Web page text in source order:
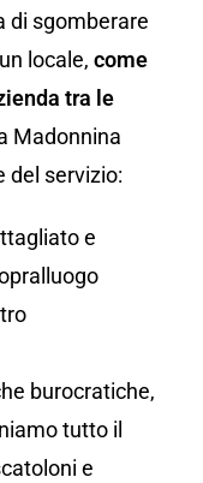
di sgomberare
locale, come
tra le
Madonnina
del servizio:
e
burocratiche,
tutto il
e